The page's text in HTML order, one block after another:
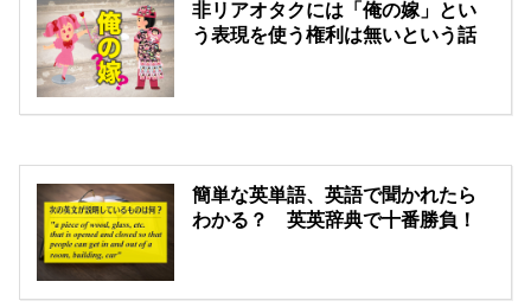
非リアオタクには「俺の嫁」とい
う表現を使う権利は無いという話
簡単な英単語、英語で聞かれたら
わかる？ 英英辞典で十番勝負！